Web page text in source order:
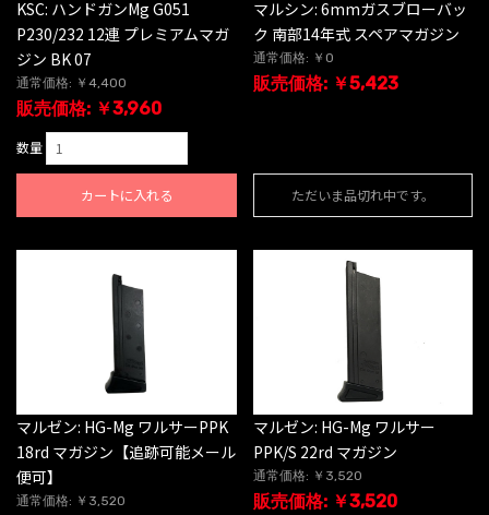
KSC: ハンドガンMg G051
P230/232 12連 プレミアムマガ
ジン BK 07
通常価格: ￥4,400
販売価格: ￥3,960
数量
カートに入れる
マルシン: 6mmガスブローバッ
ク 南部14年式 スペアマガジン
通常価格: ￥0
販売価格: ￥5,423
ただいま品切れ中です。
マルゼン: HG-Mg ワルサーPPK
18rd マガジン【追跡可能メール
便可】
通常価格: ￥3,520
マルゼン: HG-Mg ワルサー
PPK/S 22rd マガジン
通常価格: ￥3,520
販売価格: ￥3,520